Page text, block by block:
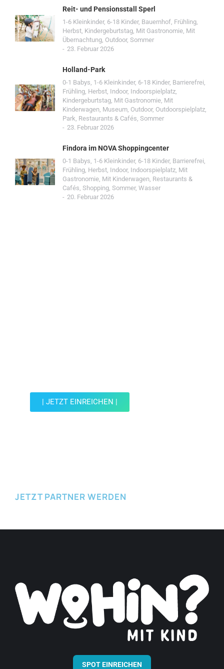
Reit- und Pensionsstall Sperl
1-6 Kleinkinder, 6-18 Kinder, Bauernhof, Frühling,
Herbst, Kindergeburtstag, Mit Gastronomie, Mit
Übernachtung, Outdoor, Sommer
23. Februar 2026
Holland-Park
0-1 Babys, 1-6 Kleinkinder, 6-18 Kinder, Barrierefrei,
Frühling, Herbst, Indoor, Indoorspielplatz,
Kindergeburtstag, Mit Gastronomie, Mit
Kinderwagen, Museum, Outdoor, Outdoorspielplatz,
Park, Restaurants & Cafés, Sommer
23. Februar 2026
Findora im NOVA Shoppingcenter
0-1 Babys, 1-6 Kleinkinder, 6-18 Kinder, Barrierefrei,
Frühling, Herbst, Indoor, Indoorspielplatz, Mit
Gastronomie, Mit Kinderwagen, Restaurants &
Cafés, Shopping, Sommer, Wasser
20. Februar 2026
| JETZT EINREICHEN |
JETZT PARTNER WERDEN
SPOT EINREICHEN